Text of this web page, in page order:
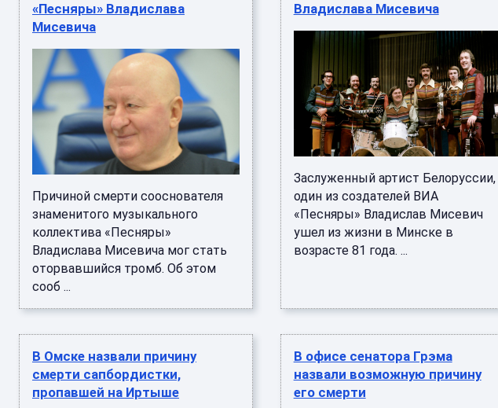
«Песняры» Владислава
Мисевича
Причиной смерти сооснователя
знаменитого музыкального
коллектива «Песняры»
Владислава Мисевича мог стать
оторвавшийся тромб. Об этом
сооб ...
Владислава Мисевича
Заслуженный артист Белоруссии,
один из создателей ВИА
«Песняры» Владислав Мисевич
ушел из жизни в Минске в
возрасте 81 года. ...
В Омске назвали причину
смерти сапбордистки,
пропавшей на Иртыше
В офисе сенатора Грэма
назвали возможную причину
его смерти